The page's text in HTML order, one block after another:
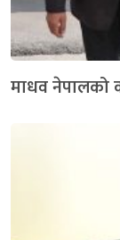
माधव नेपालको